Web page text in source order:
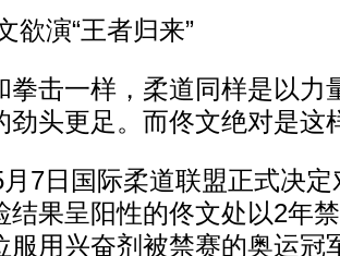
演“王者归来”
一样，柔道同样是以力
劲头更足。而佟文绝对是这
日国际柔道联盟正式决定
结果呈阳性的佟文处以2年
服用兴奋剂被禁赛的奥运冠